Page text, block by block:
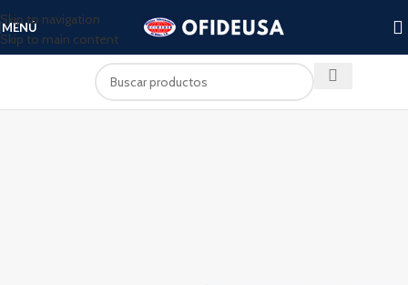
Skip to navigation
Skip to main content
MENÚ